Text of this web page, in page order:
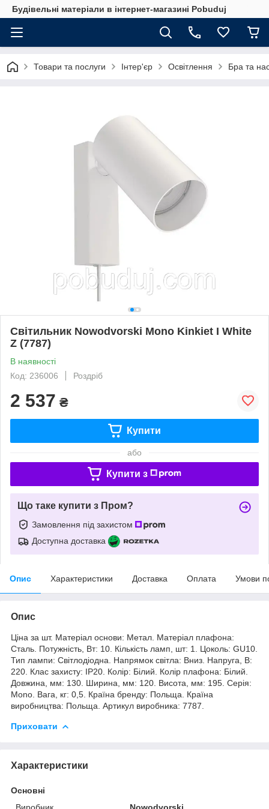
Будівельні матеріали в інтернет-магазині Pobuduj
Товари та послуги Інтер'єр Освітлення Бра та
Світильник Nowodvorski Mono Kinkiet I White
Z (7787)
В наявності
Код: 236006
Роздріб
2 537 ₴
Купити
або
Купити з
Що таке купити з Пром?
Замовлення під захистом
Доступна доставка
Опис Характеристики Доставка Оплата Умови
Опис
Ціна за шт. Матеріал основи: Метал. Матеріал плафона:
Сталь. Потужність, Вт: 10. Кількість ламп, шт: 1. Цоколь: GU10.
Тип лампи: Світлодіодна. Напрямок світла: Вниз. Напруга, В:
220. Клас захисту: IP20. Колір: Білий. Колір плафона: Білий.
Довжина, мм: 130. Ширина, мм: 120. Висота, мм: 195. Серія:
Mono. Вага, кг: 0,5. Країна бренду: Польща. Країна
виробництва: Польща. Артикул виробника: 7787.
Приховати
Характеристики
Основні
Виробник
Nowodvorski